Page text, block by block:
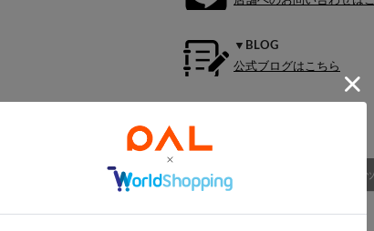
▼BLOG
公式ブログはこちら
商品詳細 スタ